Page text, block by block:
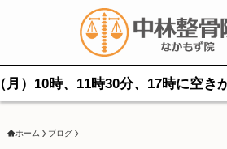
11時30分、17時に空きがあります
ホーム ブログ